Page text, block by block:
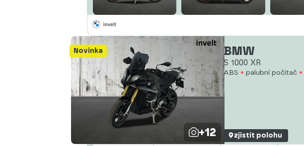
Novinka
+12
BMW
S 1000 XR
ABS palubní počítač
zjistit polohu